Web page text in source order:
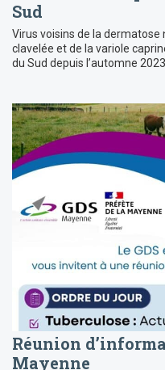
Sud
Virus voisins de la dermatose
clavelée et de la variole
du Sud depuis l’automne
Réunion
Mayenne